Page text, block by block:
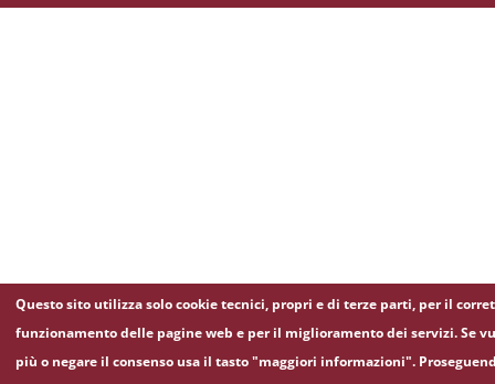
Questo sito utilizza solo cookie tecnici, propri e di terze parti, per il
funzionamento delle pagine web e per il miglioramento dei servizi. Se
più o negare il consenso usa il tasto "maggiori informazioni".